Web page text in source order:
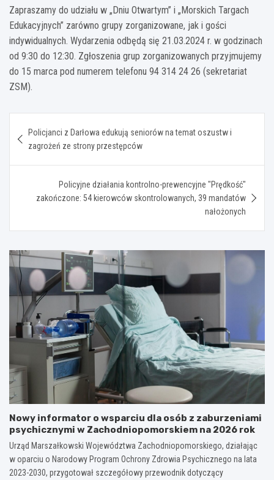
Zapraszamy do udziału w „Dniu Otwartym” i „Morskich Targach
Edukacyjnych” zarówno grupy zorganizowane, jak i gości
indywidualnych. Wydarzenia odbędą się 21.03.2024 r. w godzinach
od 9:30 do 12:30. Zgłoszenia grup zorganizowanych przyjmujemy
do 15 marca pod numerem telefonu 94 314 24 26 (sekretariat
ZSM).
wpisu
Policjanci z Darłowa edukują seniorów na temat oszustw i
zagrożeń ze strony przestępców
Policyjne działania kontrolno-prewencyjne "Prędkość"
zakończone: 54 kierowców skontrolowanych, 39 mandatów
nałożonych
Nowy informator o wsparciu dla osób z zaburzeniami
psychicznymi w Zachodniopomorskiem na 2026 rok
Urząd Marszałkowski Województwa Zachodniopomorskiego, działając
w oparciu o Narodowy Program Ochrony Zdrowia Psychicznego na lata
2023-2030, przygotował szczegółowy przewodnik dotyczący